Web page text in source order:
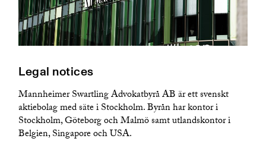
Legal notices
Mannheimer Swartling Advokatbyrå AB är ett svenskt
aktiebolag med säte i Stockholm. Byrån har kontor i
Stockholm, Göteborg och Malmö samt utlandskontor i
Belgien, Singapore och USA.